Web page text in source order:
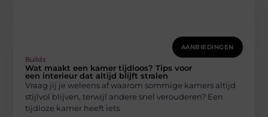
AANBIEDINGEN
Builds
Wat maakt een kamer tijdloos? Tips voor
een interieur dat altijd blijft stralen
Vraag jij je weleens af waarom sommige kamers altijd
stijlvol blijven, terwijl andere snel verouderen? Een
tijdloze kamer heeft iets